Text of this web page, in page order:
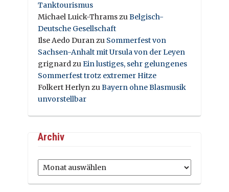
Tanktourismus
Michael Luick-ThramszuBelgisch-
Deutsche Gesellschaft
Ilse Aedo Duranzu Sommerfest von
Sachsen-Anhalt mit Ursula von der Leyen
grignardzuEin lustiges, sehr gelungenes
Sommerfest trotz extremer Hitze
Folkert HerlynzuBayern ohne Blasmusik
unvorstellbar
Archiv
Archiv